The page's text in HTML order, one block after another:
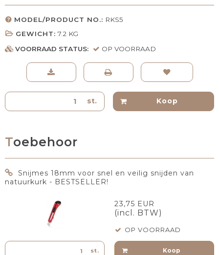
MODEL/PRODUCT NO.: RKS5
GEWICHT: 7.2 KG
VOORRAAD STATUS:
OP VOORRAAD
st. Koop
Toebehoor
Snijmes 18mm voor snel en veilig snijden van
natuurkurk - BESTSELLER!
23,75 EUR
(incl. BTW)
OP VOORRAAD
st. Koop